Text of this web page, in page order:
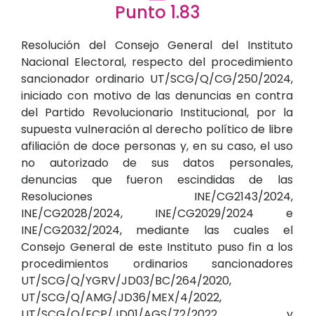
Punto 1.83
Resolución del Consejo General del Instituto
Nacional Electoral, respecto del procedimiento
sancionador ordinario UT/SCG/Q/CG/250/2024,
iniciado con motivo de las denuncias en contra
del Partido Revolucionario Institucional, por la
supuesta vulneración al derecho político de libre
afiliación de doce personas y, en su caso, el uso
no autorizado de sus datos personales,
denuncias que fueron escindidas de las
Resoluciones INE/CG2143/2024,
INE/CG2028/2024, INE/CG2029/2024 e
INE/CG2032/2024, mediante las cuales el
Consejo General de este Instituto puso fin a los
procedimientos ordinarios sancionadores
UT/SCG/Q/YGRV/JD03/BC/264/2020,
UT/SCG/Q/AMG/JD36/MEX/4/2022,